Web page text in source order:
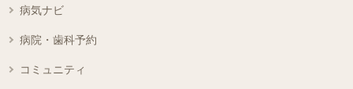
病気ナビ
病院・歯科予約
コミュニティ